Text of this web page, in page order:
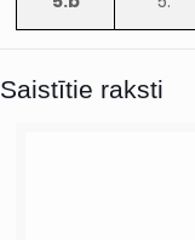
Saistītie raksti